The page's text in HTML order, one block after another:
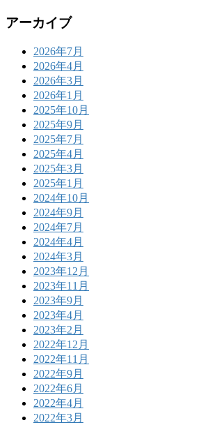
アーカイブ
2026年7月
2026年4月
2026年3月
2026年1月
2025年10月
2025年9月
2025年7月
2025年4月
2025年3月
2025年1月
2024年10月
2024年9月
2024年7月
2024年4月
2024年3月
2023年12月
2023年11月
2023年9月
2023年4月
2023年2月
2022年12月
2022年11月
2022年9月
2022年6月
2022年4月
2022年3月